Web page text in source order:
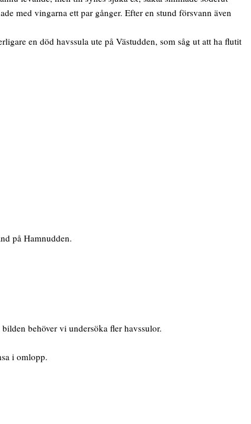
med vingarna ett par gånger. Efter en stund försvann även
en död havssula ute på Västudden, som såg ut att ha flutit
på Hamnudden.
behöver vi undersöka fler havssulor.
i omlopp.